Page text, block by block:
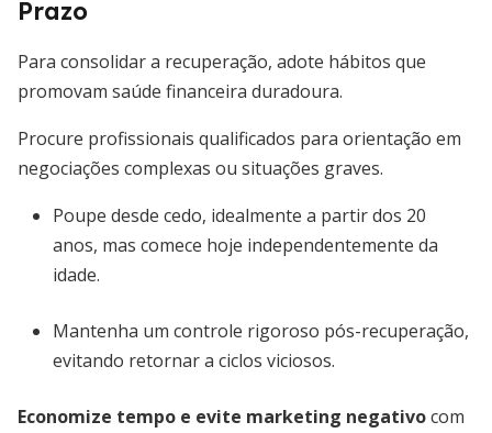
Prazo
Para consolidar a recuperação, adote hábitos que
promovam saúde financeira duradoura.
Procure profissionais qualificados para orientação em
negociações complexas ou situações graves.
Poupe desde cedo, idealmente a partir dos 20
anos, mas comece hoje independentemente da
idade.
Mantenha um controle rigoroso pós-recuperação,
evitando retornar a ciclos viciosos.
Economize tempo e evite marketing negativocom